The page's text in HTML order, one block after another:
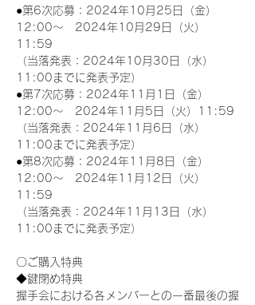
●第6次応募：2024年10月25日（金）
12:00～　2024年10月29日（火）
11:59
（当落発表：2024年10月30日（水）
11:00までに発表予定）
●第7次応募：2024年11月1日（金）
12:00～　2024年11月5日（火）11:59
（当落発表：2024年11月6日（水）
11:00までに発表予定）
●第8次応募：2024年11月8日（金）
12:00～　2024年11月12日（火）
11:59
（当落発表：2024年11月13日（水）
11:00までに発表予定）
〇ご購入特典
◆鍵閉め特典
握手会における各メンバーとの一番最後の握